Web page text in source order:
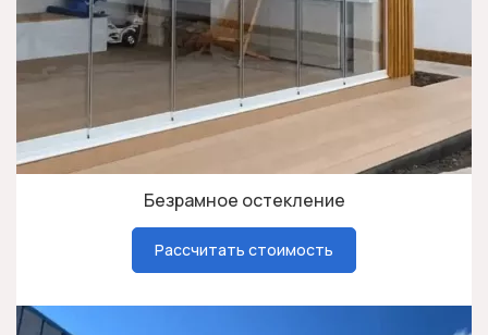
Безрамное остекление
Рассчитать стоимость